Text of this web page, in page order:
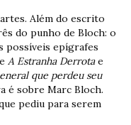
Além do escrito
do punho de Bloch: o
possíveis epígrafes
A Estranha Derrotae
que perdeu seu
é sobre Marc Bloch.
pediu para serem